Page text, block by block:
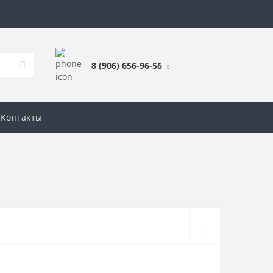
8 (906) 656-96-56
Контакты